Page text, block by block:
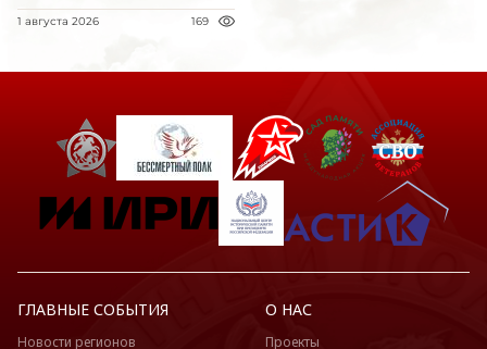
1 августа 2026 169
ГЛАВНЫЕ СОБЫТИЯ
Новости регионов
О НАС
Проекты